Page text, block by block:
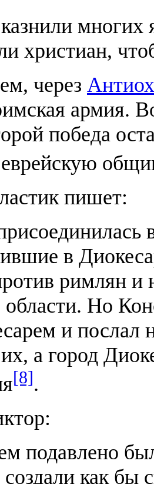
многих
христиан,
через
армия.
победа
пишет:
в
римлян и
области. Но
и послал
а город
[8].
подав­ле­но
созда­ли как бы